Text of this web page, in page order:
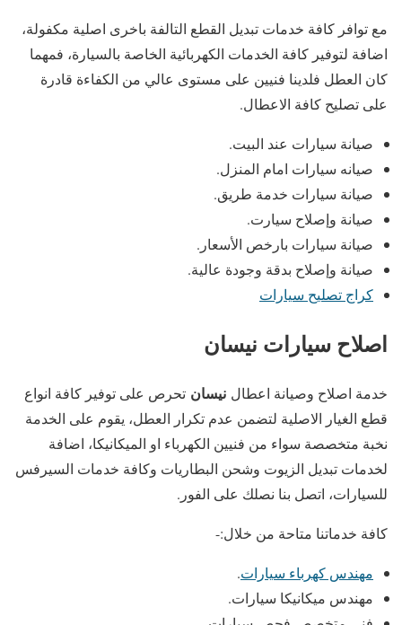
مع توافر كافة خدمات تبديل القطع التالفة باخرى اصلية مكفولة،
اضافة لتوفير كافة الخدمات الكهربائية الخاصة بالسيارة، فمهما
كان العطل فلدينا فنيين على مستوى عالي من الكفاءة قادرة
على تصليح كافة الاعطال.
صيانة سيارات عند البيت.
صيانه سيارات امام المنزل.
صيانة سيارات خدمة طريق.
صيانة وإصلاح سيارت.
صيانة سيارات بارخص الأسعار.
صيانة وإصلاح بدقة وجودة عالية.
كراج تصليح سيارات
اصلاح سيارات نيسان
خدمة اصلاح وصيانة اعطال نيسان تحرص على توفير كافة انواع
قطع الغيار الاصلية لتضمن عدم تكرار العطل، يقوم على الخدمة
نخبة متخصصة سواء من فنيين الكهرباء او الميكانيكا، اضافة
لخدمات تبديل الزيوت وشحن البطاريات وكافة خدمات السيرفس
للسيارات، اتصل بنا نصلك على الفور.
كافة خدماتنا متاحة من خلال:-
مهندس كهرباء سيارات.
مهندس ميكانيكا سيارات.